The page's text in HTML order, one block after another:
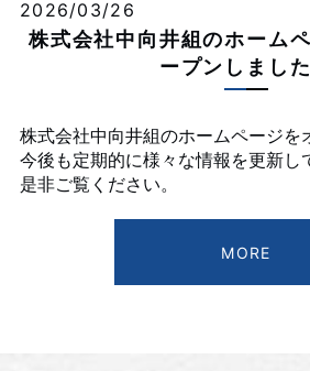
2026/03/26
株式会社中向井組のホーム
ープンしました
株式会社中向井組のホームページを
今後も定期的に様々な情報を更新し
是非ご覧ください。
MORE